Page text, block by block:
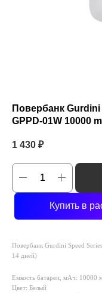
Повербанк Gurdini
GPPD-01W 10000
1 430 ₽
Купить в
Повербанк Gurdini Speed
14 дней)
Емкость батареи, мАч: 10000
Цвет: Белый